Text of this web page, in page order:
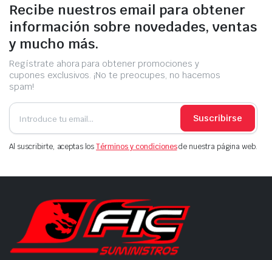
Recibe nuestros email para obtener
información sobre novedades, ventas
y mucho más.
Regístrate ahora para obtener promociones y
cupones exclusivos. ¡No te preocupes, no hacemos
spam!
Suscribirse
Al suscribirte, aceptas losTérminos y condicionesde nuestra página web.